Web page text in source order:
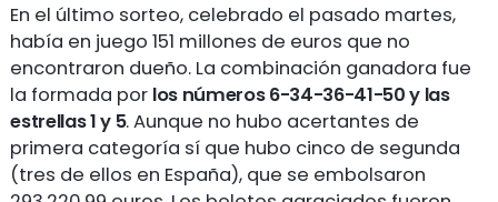
En el último sorteo, celebrado el pasado martes,
había en juego 151 millones de euros que no
encontraron dueño. La combinación ganadora fue
la formada por los números 6-34-36-41-50 y las
estrellas 1 y 5. Aunque no hubo acertantes de
primera categoría sí que hubo cinco de segunda
(tres de ellos en España), que se embolsaron